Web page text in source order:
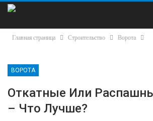
Главная страница Строительство Ворота
ВОРОТА
Откатные Или
– Что Лучше?